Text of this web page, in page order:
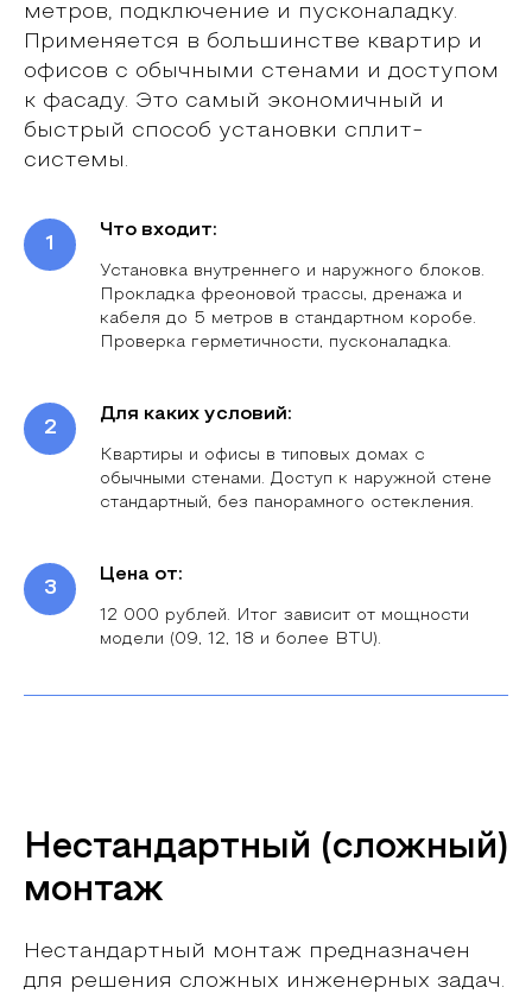
метров, подключение и пусконаладку.
Применяется в большинстве квартир и
офисов с обычными стенами и доступом
к фасаду. Это самый экономичный и
быстрый способ установки сплит-
системы.
Что входит:
Установка внутреннего и наружного блоков.
Прокладка фреоновой трассы, дренажа и
кабеля до 5 метров в стандартном коробе.
Проверка герметичности, пусконаладка.
Для каких условий:
Квартиры и офисы в типовых домах с
обычными стенами. Доступ к наружной стене
стандартный, без панорамного остекления.
Цена от:
12 000 рублей. Итог зависит от мощности
модели (09, 12, 18 и более BTU).
Нестандартный (сложный)
монтаж
Нестандартный монтаж предназначен
для решения сложных инженерных задач.